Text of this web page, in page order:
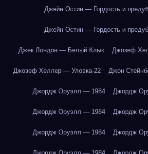
Джейн Остин — Гордость и
Джейн Остин — Гордость и
Джек Лондон — Белый Клык Джозеф
Джозеф Хеллер — Уловка-22 Джон
Джордж Оруэлл — 1984 Джордж
Джордж Оруэлл — 1984 Джордж
Джордж Оруэлл — 1984 Джордж